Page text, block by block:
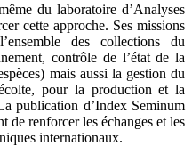
du laboratoire d’Analyses
cette approche. Ses missions
des collections du
contrôle de l’état de la
mais aussi la gestion du
pour la production et la
publication d’Index Seminum
de renforcer les échanges et les
internationaux.